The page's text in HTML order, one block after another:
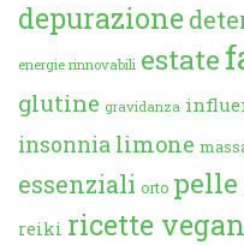
depurazione
energie rinnovabili estate
glutine gravidanza
insonnia limone
essenziali orto pelle
reiki ricette